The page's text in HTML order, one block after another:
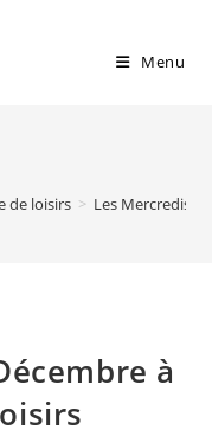
Menu
de loisirs > Les Mercredis
à